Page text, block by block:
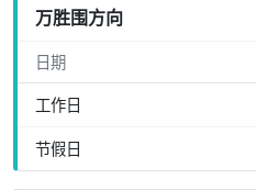
万胜围方向
日期
工作日
节假日